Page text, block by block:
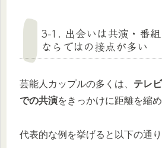
3-1. 出会いは共演・番
ならではの接点が多い
芸能人カップルの多くは、 テレ
での共演をきっかけに距離を縮め
代表的な例を挙げると以下の通り